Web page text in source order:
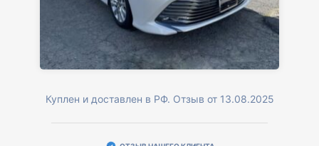
Куплен и доставлен в РФ. Отзыв от 13.08.2025